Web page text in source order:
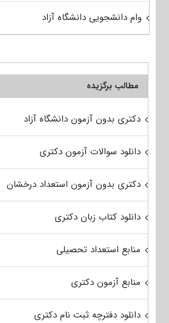
وام دانشجویی دانشگاه آزاد
مطالب برگزیده
دکتری بدون آزمون دانشگاه آزاد
دانلود سوالات آزمون دکتری
دکتری بدون آزمون استعداد درخشان
دانلود کتاب زبان دکتری
منابع استعداد تحصیلی
منابع آزمون دکتری
دانلود دفترچه ثبت نام دکتری